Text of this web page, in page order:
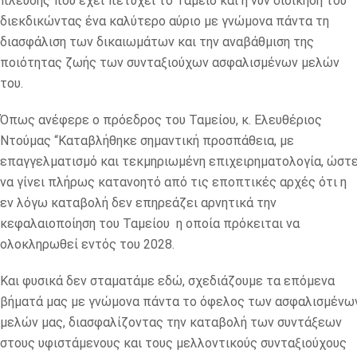
διεκδικώντας ένα καλύτερο αύριο με γνώμονα πάντα τη
διασφάλιση των δικαιωμάτων και την αναβάθμιση της
ποιότητας ζωής των συνταξιούχων ασφαλισμένων μελών
του.
Όπως ανέφερε ο πρόεδρος του Ταμείου, κ. Ελευθέριος
Ντούμας “Καταβλήθηκε σημαντική προσπάθεια, με
επαγγελματισμό και τεκμηριωμένη επιχειρηματολογία,
να γίνει πλήρως κατανοητό από τις εποπτικές αρχές ότι η
εν λόγω καταβολή δεν επηρεάζει αρνητικά την
κεφαλαιοποίηση του Ταμείου η οποία πρόκειται να
ολοκληρωθεί εντός του 2028.
Και φυσικά δεν σταματάμε εδώ, σχεδιάζουμε τα επόμενα
βήματά μας με γνώμονα πάντα το όφελος των
μελών μας, διασφαλίζοντας την καταβολή των συντάξεων
στους υφιστάμενους και τους μελλοντικούς συνταξιούχους